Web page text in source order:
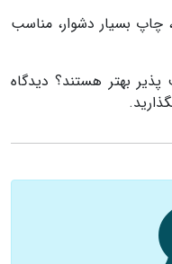
چاپ بسیار دشوار، مناسب
بهتر هستند؟ ديدگاه